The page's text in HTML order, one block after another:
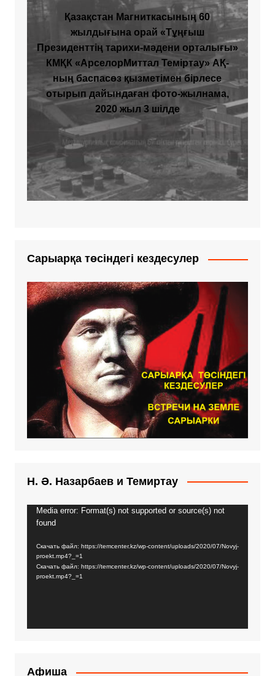
Қазақстан Магниткасының 60
жылдығына орай «Тұңғыш
Президенттің тарихи-мәдени орталығы»
КМҚК «АрселорМиттал Теміртау» АҚ-
ның баспасөз қызметімен бірлесе
отырып дайындаған фото-жылнама,
2020 жыл 3 шілде
Сарыарқа төсіндегі кездесулер
Н. Ә. Назарбаев и Темиртау
Видеоплеер
Media error: Format(s) not supported or source(s) not
found
Скачать файл: https://temcenter.kz/wp-content/uploads/2020/07/Novyj-
proekt.mp4?_=1
Скачать файл: https://temcenter.kz/wp-content/uploads/2020/07/Novyj-
proekt.mp4?_=1
Афиша